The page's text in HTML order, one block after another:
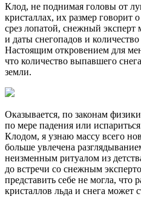
Клод, не поднимая головы от
кристаллах, их размер говорит
срез лопатой, снежный эксперт
и даты снегопадов и
Настоящим откровением для
что количество выпавшего
земли.
Оказывается, по законам
по мере падения или
Клодом, я узнаю массу всего
больше увлечена
неизменным ритуалом из
до встречи со снежным
представить себе не могла, что
кристаллов льда и снега может